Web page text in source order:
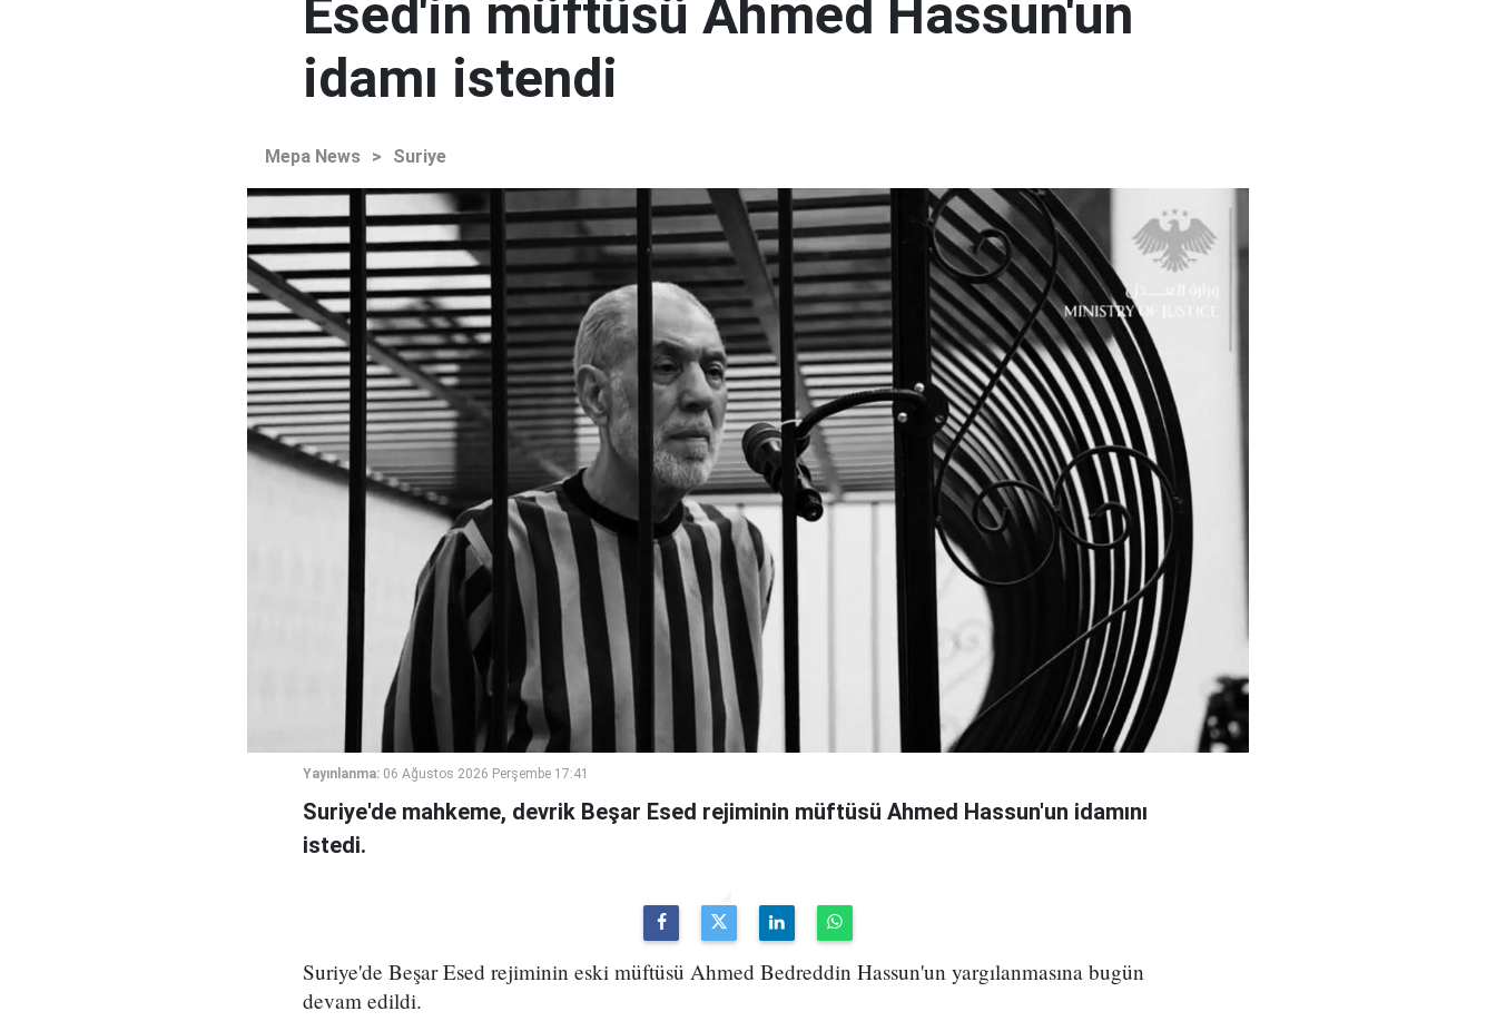
Esed'in müftüsü Ahmed Hassun'un
idamı istendi
Mepa News > Suriye
Yayınlanma: 06 Ağustos 2026 Perşembe 17:41
Suriye'de mahkeme, devrik Beşar Esed rejiminin müftüsü Ahmed Hassun'un idamını
istedi.
Suriye'de Beşar Esed rejiminin eski müftüsü Ahmed Bedreddin Hassun'un yargılanmasına bugün
devam edildi.